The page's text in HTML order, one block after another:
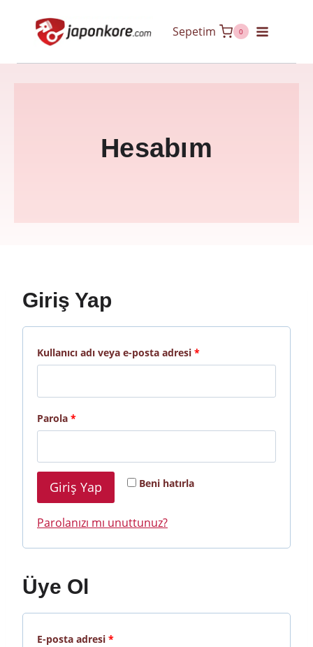
Sepetim 0
Hesabım
Giriş Yap
Kullanıcı adı veya e-posta adresi *G
r
Parola *G
r
e
Beni hatırla
Giriş Yap
Parolanızı mı unuttunuz?
Üye Ol
E-posta adresi *G